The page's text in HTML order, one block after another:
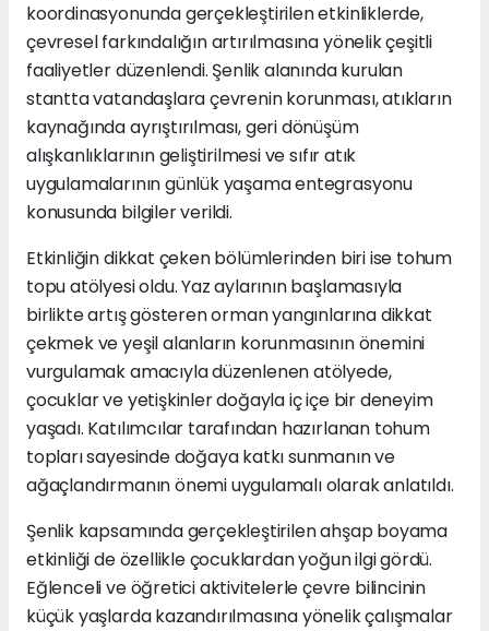
koordinasyonunda gerçekleştirilen etkinliklerde,
çevresel farkındalığın artırılmasına yönelik çeşitli
faaliyetler düzenlendi. Şenlik alanında kurulan
stantta vatandaşlara çevrenin korunması, atıkların
kaynağında ayrıştırılması, geri dönüşüm
alışkanlıklarının geliştirilmesi ve sıfır atık
uygulamalarının günlük yaşama entegrasyonu
konusunda bilgiler verildi.
Etkinliğin dikkat çeken bölümlerinden biri ise tohum
topu atölyesi oldu. Yaz aylarının başlamasıyla
birlikte artış gösteren orman yangınlarına dikkat
çekmek ve yeşil alanların korunmasının önemini
vurgulamak amacıyla düzenlenen atölyede,
çocuklar ve yetişkinler doğayla iç içe bir deneyim
yaşadı. Katılımcılar tarafından hazırlanan tohum
topları sayesinde doğaya katkı sunmanın ve
ağaçlandırmanın önemi uygulamalı olarak anlatıldı.
Şenlik kapsamında gerçekleştirilen ahşap boyama
etkinliği de özellikle çocuklardan yoğun ilgi gördü.
Eğlenceli ve öğretici aktivitelerle çevre bilincinin
küçük yaşlarda kazandırılmasına yönelik çalışmalar